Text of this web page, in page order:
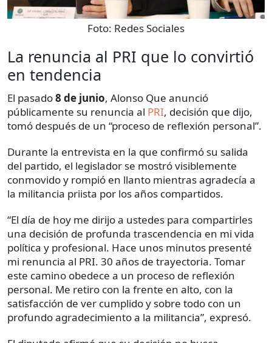
Foto: Redes Sociales
La renuncia al PRI que lo convirtió
en tendencia
El pasado8 de junio, Alonso Que anunció
públicamente su renuncia al PRI, decisión que dijo,
tomó después de un “proceso de reflexión personal”.
Durante la entrevista en la que confirmó su salida
del partido, el legislador se mostró visiblemente
conmovido y rompió en llanto mientras agradecía a
la militancia priista por los años compartidos.
“El día de hoy me dirijo a ustedes para compartirles
una decisión de profunda trascendencia en mi vida
política y profesional. Hace unos minutos presenté
mi renuncia al PRI. 30 años de trayectoria. Tomar
este camino obedece a un proceso de reflexión
personal. Me retiro con la frente en alto, con la
satisfacción de ver cumplido y sobre todo con un
profundo agradecimiento a la militancia”, expresó.